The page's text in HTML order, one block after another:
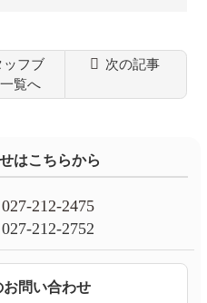
ッフブ
覧へ
次の記事
はこちらから
027-212-2475
027-212-2752
お問い合わせ